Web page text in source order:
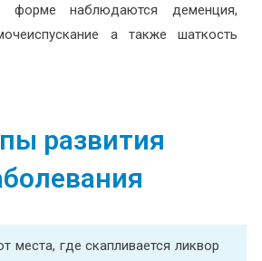
форме наблюдаются деменция,
а также шаткость
развития
места, где скапливается ликвор